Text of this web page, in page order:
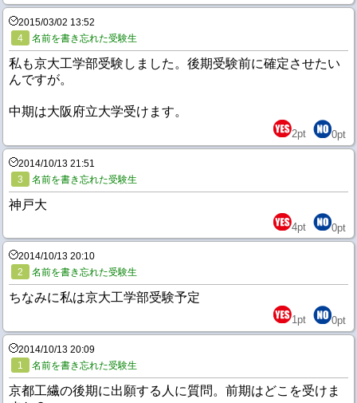
2015/03/02 13:52
4
名前を書き忘れた受験生
私も京大工学部受験しました。後期受験前に確定させたい
んですが。
中期は大阪府立大学受けます。
2pt 0pt
2014/10/13 21:51
3
名前を書き忘れた受験生
神戸大
4pt 0pt
2014/10/13 20:10
2
名前を書き忘れた受験生
ちなみに私は京大工学部受験予定
1pt 0pt
2014/10/13 20:09
1
名前を書き忘れた受験生
京都工繊の後期に出願する人に質問。前期はどこを受けま